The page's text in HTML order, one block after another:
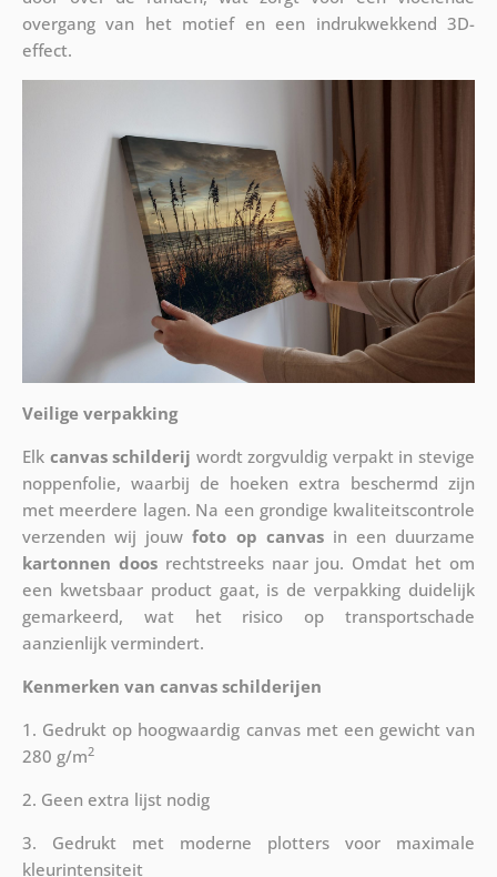
overgang van het motief en een indrukwekkend 3D-
effect.
Veilige verpakking
Elk canvas schilderij wordt zorgvuldig verpakt in stevige
noppenfolie, waarbij de hoeken extra beschermd zijn
met meerdere lagen. Na een grondige kwaliteitscontrole
verzenden wij jouwfoto op canvasin een duurzame
kartonnen doosrechtstreeks naar jou. Omdat het om
een kwetsbaar product gaat, is de verpakking duidelijk
gemarkeerd, wat het risico op transportschade
aanzienlijk vermindert.
Kenmerken van canvas schilderijen
1. Gedrukt op hoogwaardig canvas met een gewicht van
280 g/m2
2. Geen extra lijst nodig
3. Gedrukt met moderne plotters voor maximale
kleurintensiteit